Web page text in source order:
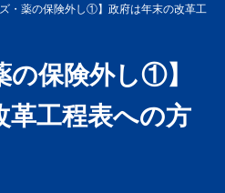
ズ・薬の保険外し①】政府は年末の改革工
の保険外し①】
革工程表への方